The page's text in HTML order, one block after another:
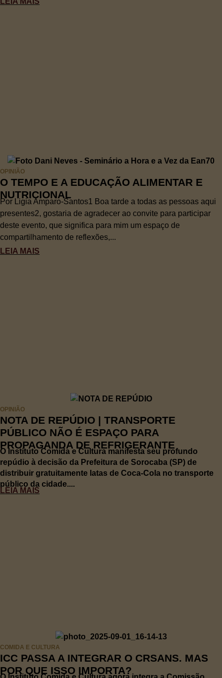
OPINIÃO
O TEMPO E A EDUCAÇÃO ALIMENTAR E
NUTRICIONAL
Por Ligia Amparo-Santos1 Boa tarde a todas as pessoas aqui
presentes2, gostaria de agradecer ao convite para participar
deste evento, que significa para mim um espaço de
compartilhamento de reflexões,...
LEIA MAIS
OPINIÃO
NOTA DE REPÚDIO | TRANSPORTE
PÚBLICO NÃO É ESPAÇO PARA
PROPAGANDA DE REFRIGERANTE
O Instituto Comida e Cultura manifesta seu profundo
repúdio à decisão da Prefeitura de Sorocaba (SP) de
distribuir gratuitamente latas de Coca-Cola no transporte
público da cidade....
LEIA MAIS
COMIDA E CULTURA
ICC PASSA A INTEGRAR O CRSANS. MAS
POR QUE ISSO IMPORTA?